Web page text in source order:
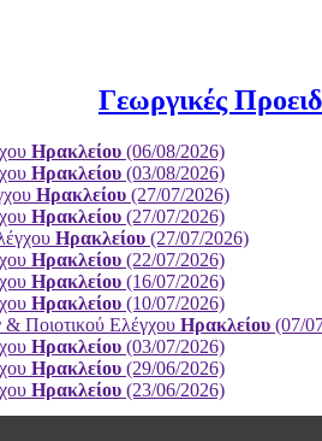
Γεωργικές
Ηρακλείου (06/08/2026)
Ηρακλείου (03/08/2026)
Ηρακλείου (27/07/2026)
Ηρακλείου (27/07/2026)
Ηρακλείου (27/07/2026)
Ηρακλείου (22/07/2026)
Ηρακλείου (16/07/2026)
Ηρακλείου (10/07/2026)
Ποιοτικού Ελέγχου Ηρακλείου (07/
Ηρακλείου (03/07/2026)
Ηρακλείου (29/06/2026)
Ηρακλείου (23/06/2026)
Ηρακλείου(22/06/2026)